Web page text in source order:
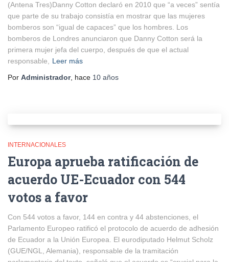
(Antena Tres)Danny Cotton declaró en 2010 que “a veces” sentía
que parte de su trabajo consistía en mostrar que las mujeres
bomberos son “igual de capaces” que los hombres. Los
bomberos de Londres anunciaron que Danny Cotton será la
primera mujer jefa del cuerpo, después de que el actual
responsable,
Leer más
Por Administrador, hace 10 años
INTERNACIONALES
Europa aprueba ratificación de
acuerdo UE-Ecuador con 544
votos a favor
Con 544 votos a favor, 144 en contra y 44 abstenciones, el
Parlamento Europeo ratificó el protocolo de acuerdo de adhesión
de Ecuador a la Unión Europea. El eurodiputado Helmut Scholz
(GUE/NGL, Alemania), responsable de la tramitación